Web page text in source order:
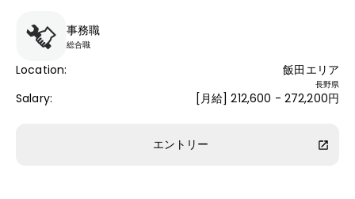
事務職
総合職
Location: 飯田エリア
長野県
Salary: [月給] 212,600 - 272,200円
エントリー